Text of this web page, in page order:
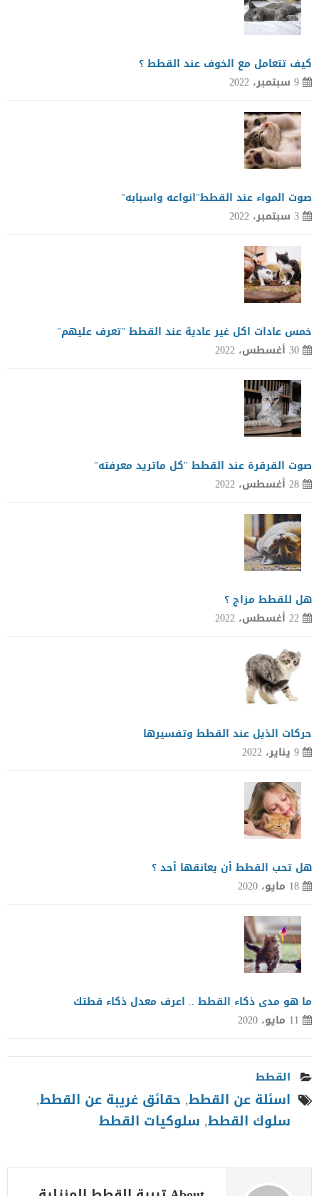
كيف تتعامل مع الخوف عند القطط ؟
9 سبتمبر، 2022
صوت المواء عند القطط"انواعه واسبابه"
3 سبتمبر، 2022
خمس عادات اكل غير عادية عند القطط "تعرف عليهم"
30 أغسطس، 2022
صوت القرقرة عند القطط "كل ماتريد معرفته"
28 أغسطس، 2022
هل للقطط مزاج ؟
22 أغسطس، 2022
حركات الذيل عند القطط وتفسيرها
9 يناير، 2022
هل تحب القطط أن يعانقها أحد ؟
18 مايو، 2020
ما هو مدى ذكاء القطط .. اعرف معدل ذكاء قطتك
11 مايو، 2020
القطط
اسئلة عن القطط, حقائق غريبة عن القطط,
سلوك القطط, سلوكيات القطط